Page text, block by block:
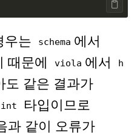
우는 schema 에서
때문에
viola 에서
h
도 같은 결과가
int
타입이므로
과 같이 오류가